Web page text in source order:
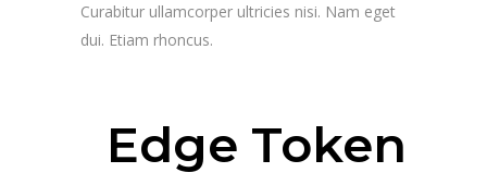
Curabitur ullamcorper ultricies nisi. Nam eget
dui. Etiam rhoncus.
Edge Token